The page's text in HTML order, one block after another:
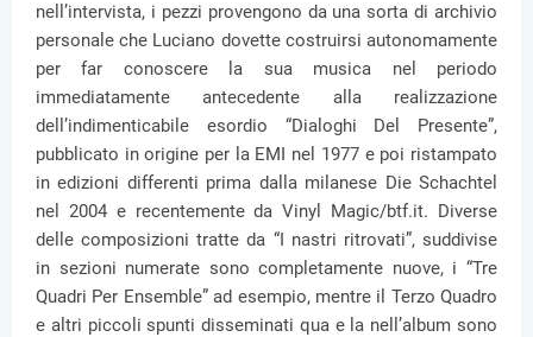
nell’intervista, i pezzi provengono da una sorta di archivio
personale che Luciano dovette costruirsi autonomamente
per far conoscere la sua musica nel periodo
immediatamente antecedente alla realizzazione
dell’indimenticabile esordio “Dialoghi Del Presente”,
pubblicato in origine per la EMI nel 1977 e poi ristampato
in edizioni differenti prima dalla milanese Die Schachtel
nel 2004 e recentemente da Vinyl Magic/btf.it. Diverse
delle composizioni tratte da “I nastri ritrovati”, suddivise
in sezioni numerate sono completamente nuove, i “Tre
Quadri Per Ensemble” ad esempio, mentre il Terzo Quadro
e altri piccoli spunti disseminati qua e la nell’album sono